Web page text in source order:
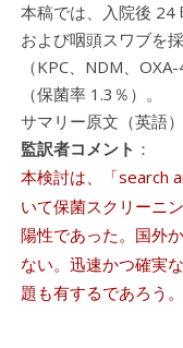
本稿では、入院後 24
および咽頭スワブを
（KPC、NDM、
（保菌率 1.3％）。
サマリー原文（英語
監訳者コメント ：
本検討は、「search
いて保菌スクリーニ
陽性であった。国外
ない。迅速かつ確実
題も有するであろう